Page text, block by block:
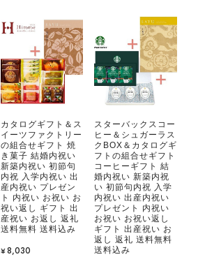
カタログギフト＆ス
イーツファクトリー
の組合せギフト 焼
き菓子 結婚内祝い
新築内祝い 初節句
内祝 入学内祝い 出
産内祝い プレゼン
ト 内祝い お祝い お
祝い返し ギフト 出
産祝い お返し 返礼
送料無料 送料込み
¥8,030
スターバックスコー
ヒー＆シュガーラス
クBOX＆カタログギ
フトの組合せギフト
コーヒーギフト 結
婚内祝い 新築内祝
い 初節句内祝 入学
内祝い 出産内祝い
プレゼント 内祝い
お祝い お祝い返し
ギフト 出産祝い お
返し 返礼 送料無料
送料込み